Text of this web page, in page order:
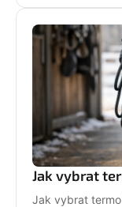
Jak vybrat
Jak vybrat